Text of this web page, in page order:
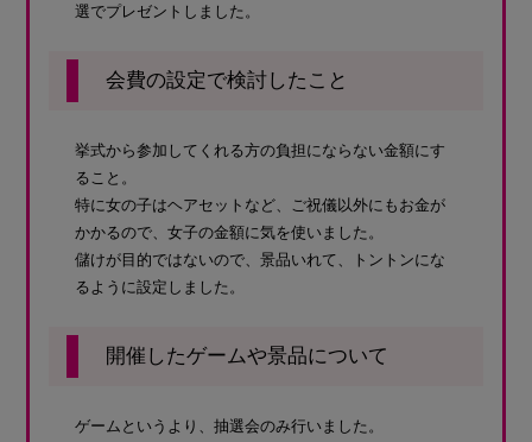
選でプレゼントしました。
会費の設定で検討したこと
挙式から参加してくれる方の負担にならない金額にす
ること。
特に女の子はヘアセットなど、ご祝儀以外にもお金が
かかるので、女子の金額に気を使いました。
儲けが目的ではないので、景品いれて、トントンにな
るように設定しました。
開催したゲームや景品について
ゲームというより、抽選会のみ行いました。